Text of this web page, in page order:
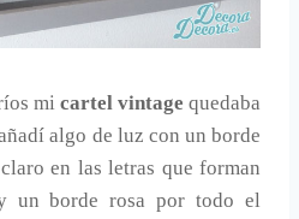
mi cartel vintage quedaba
algo de luz con un borde
en las letras que forman
un borde rosa por todo el